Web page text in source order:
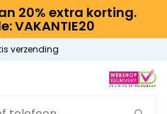
20% extra korting.
VAKANTIE20
verzending